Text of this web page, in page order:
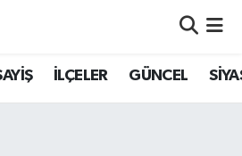
İLÇELER GÜNCEL